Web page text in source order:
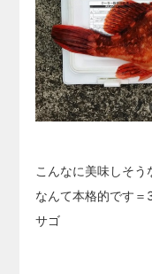
こんなに美味しそ
なんて本格的です＝
サゴ